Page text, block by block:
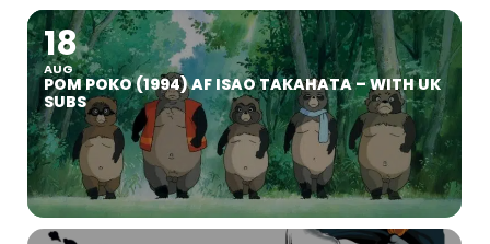
18
AUG
POM POKO (1994) AF ISAO TAKAHATA – WITH UK
SUBS